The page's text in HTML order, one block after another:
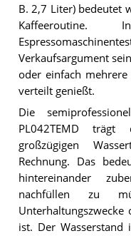
B. 2,7 Liter) bedeutet
Kaffeeroutine.
Verkaufsargument
oder einfach
verteilt genießt.
Die
PL042TEMD
großzügigen
Rechnung. Das
hintereinander
nachfüllen zu
ist. Der